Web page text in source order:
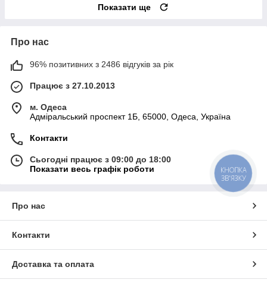
Показати ще
Про нас
96% позитивних з 2486 відгуків за рік
Працює з 27.10.2013
м. Одеса
Адміральський проспект 1Б, 65000, Одеса, Україна
Контакти
Сьогодні працює з 09:00 до 18:00
Показати весь графік роботи
Про нас
Контакти
Доставка та оплата
КНОПКА
ЗВ'ЯЗКУ